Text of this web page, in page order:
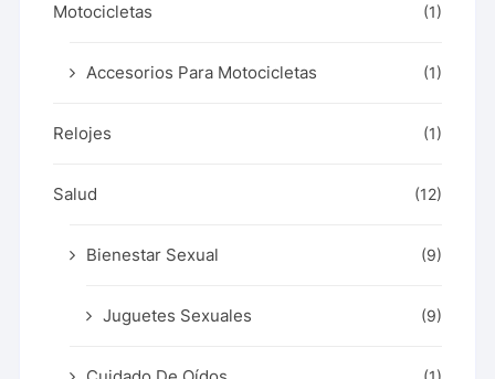
Motocicletas (1)
Accesorios Para Motocicletas (1)
Relojes (1)
Salud (12)
Bienestar Sexual (9)
Juguetes Sexuales (9)